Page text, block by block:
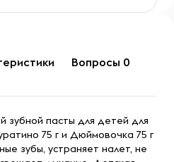
Вопросы 0
зубной пасты для детей для
75 г и Дюймовочка 75 г
зубы, устраняет налет, не